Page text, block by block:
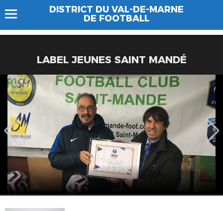
DISTRICT DU VAL-DE-MARNE
DE FOOTBALL
LABEL JEUNES SAINT MANDÉ